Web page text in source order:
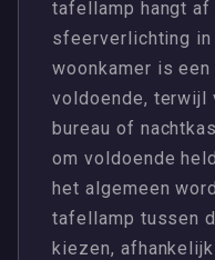
tafellamp hangt af
sfeerverlichting
woonkamer is
voldoende, terwijl
bureau of
om voldoende
het algemeen
tafellamp tussen
kiezen,